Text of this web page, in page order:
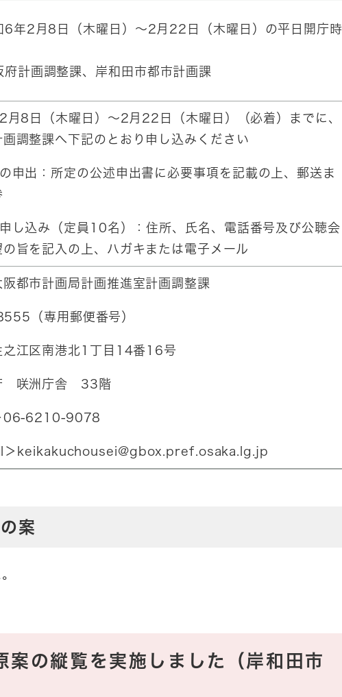
6年2月8日（木曜日）～2月22日（木曜日）の平日開庁時
府計画調整課、岸和田市都市計画課
月8日（木曜日）～2月22日（木曜日）（必着）までに、
画調整課へ下記のとおり申し込みください
申出：所定の公述申出書に必要事項を記載の上、郵送ま
し込み（定員10名）：住所、氏名、電話番号及び公聴会
旨を記入の上、ハガキまたは電子メール
阪都市計画局計画推進室計画調整課
（専用郵便番号）
之江区南港北1丁目14番16号
咲洲庁舎 33階
06-6210-9078
＞ keikakuchousei@gbox.pref.osaka.lg.jp
案
案の縦覧を実施しました（岸和田市